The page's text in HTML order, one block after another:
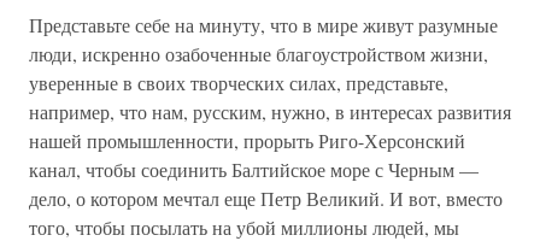
Представьте себе на минуту, что в мире живут разумные
люди, искренно озабоченные благоустройством жизни,
уверенные в своих творческих силах, представьте,
например, что нам, русским, нужно, в интересах развития
нашей промышленности, прорыть Риго-Херсонский
канал, чтобы соединить Балтийское море с Черным —
дело, о котором мечтал еще Петр Великий. И вот, вместо
того, чтобы посылать на убой миллионы людей, мы